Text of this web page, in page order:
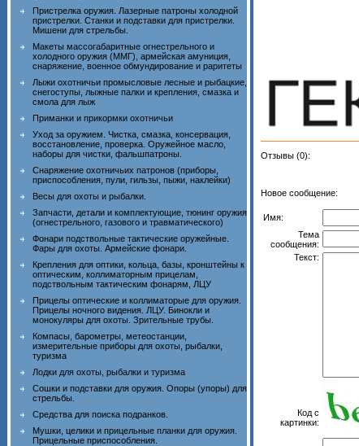
Пристрелка оружия. Лазерные патроны холодной
пристрелки. Станки и подставки для пристрелки.
Мишени для стрельбы.
Макеты массогабаритные огнестрельного и
холодного оружия (ММГ), армейская амуниция,
снаряжение, военное обмундирование и раритеты
Лыжи охотничьи промысловые лесные и рыбацкие,
снегоступы, лыжные палки и крепления, смазка и
смола для лыж
Приманки и прикормки охотничьи
Уход за оружием. Чистка, смазка, консервация,
восстановление, проверка. Оружейное масло,
наборы для чистки, фальшпатроны.
Снаряжение охотничьих патронов (приборы,
приспособления, пули, гильзы, пыжи, наклейки)
Весы для охоты и рыбалки.
Запчасти, детали и комплектующие, тюнинг оружия
(огнестрельного, газового и травматического)
Фонари подствольные тактические оружейные.
Фары для охоты. Армейские фонари.
Крепления для оптики, кольца, базы, кронштейны к
оптическим, коллиматорным прицелам,
подствольным тактическим фонарям, ЛЦУ
Прицелы оптические и коллиматорые для оружия.
Прицелы ночного видения. ЛЦУ. Бинокли и
монокуляры для охоты. Зрительные трубы.
Компасы, барометры, метеостанции,
измерительные приборы для охоты, рыбалки,
туризма
Лодки для охоты, рыбалки и туризма
Сошки и подставки для оружия. Опоры (упоры) для
стрельбы.
Средства для поиска подранков.
Мушки, целики и прицельные планки для оружия.
Прицельные приспособления.
Отзывы (0):
Новое сообщение:
Имя:
Тема
сообщения:
Текст:
Код с
картинки: